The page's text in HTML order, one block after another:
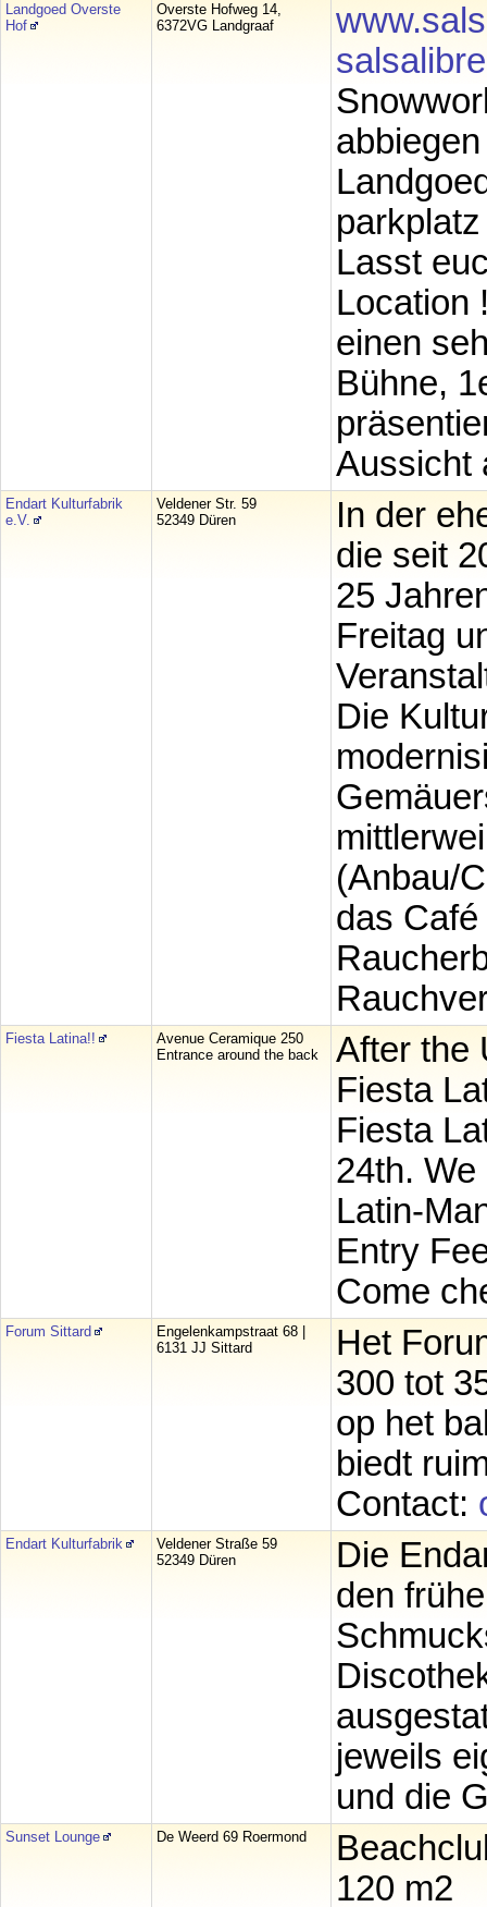
Landgoed Overste
Hof
Overste Hofweg 14,
6372VG Landgraaf
Lasst
Location
einen
Bühne,
Aussicht
Endart Kulturfabrik
e.V.
Veldener Str. 59
52349 Düren
In der
die seit
25
Freitag
Die
(Anbau/
das
Fiesta Latina!!
Avenue Ceramique 250
Entrance around the back
After the
Fiesta
Fiesta
24th.
Latin-
Entry
Come
Forum Sittard
Engelenkampstraat 68 |
6131 JJ Sittard
Het
300 tot
op het
biedt
Contact:
Endart Kulturfabrik
Veldener Straße 59
52349 Düren
Die
den
jeweils
und die
Sunset Lounge De Weerd 69 Roermond
120 m2